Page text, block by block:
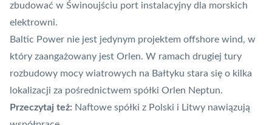
zbudować w Świnoujściu port instalacyjny dla morskich
elektrowni.
Baltic Power nie jest jedynym projektem offshore wind, w
który zaangażowany jest Orlen. W ramach drugiej tury
rozbudowy mocy wiatrowych na Bałtyku stara się o kilka
lokalizacji za pośrednictwem spółki Orlen Neptun.
Przeczytaj też: Naftowe spółki z Polski i Litwy nawiązują